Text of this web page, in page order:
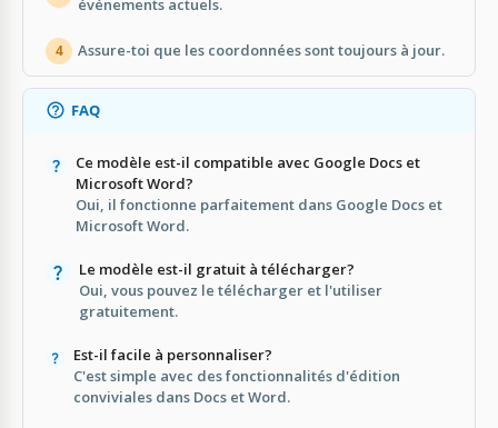
4 Assure-toi que les coordonnées sont toujours à jour.
FAQ
Ce modèle est-il compatible avec Google Docs et
Microsoft Word?
Oui, il fonctionne parfaitement dans Google Docs et
Microsoft Word.
Le modèle est-il gratuit à télécharger?
Oui, vous pouvez le télécharger et l'utiliser
gratuitement.
Est-il facile à personnaliser?
C'est simple avec des fonctionnalités d'édition
conviviales dans Docs et Word.